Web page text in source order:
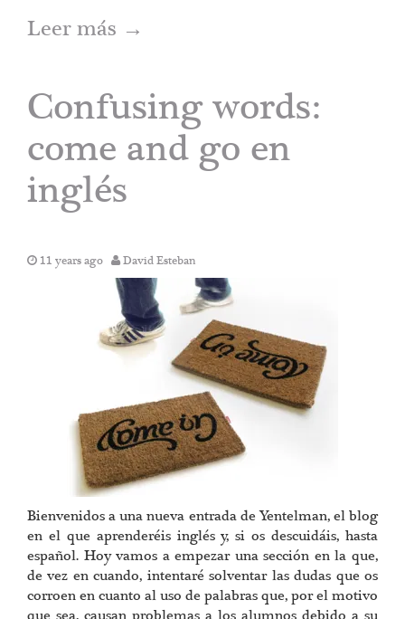
Leer más →
Confusing words:
come and go en
inglés
11 years ago David Esteban
Bienvenidos a una nueva entrada de Yentelman, el blog
en el que aprenderéis inglés y, si os descuidáis, hasta
español. Hoy vamos a empezar una sección en la que,
de vez en cuando, intentaré solventar las dudas que os
corroen en cuanto al uso de palabras que, por el motivo